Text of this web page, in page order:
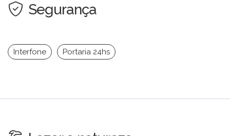
Segurança
Interfone Portaria 24hs